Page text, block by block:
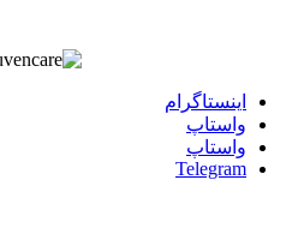
اينستاگرام
واستاپ
واستاپ
Telegram